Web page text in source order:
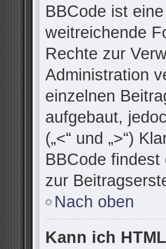
BBCode ist
weitreichende
Rechte zur
Administration
einzelnen
aufgebaut,
(„<“ und „>“)
BBCode
zur
Nach oben
Kann ich